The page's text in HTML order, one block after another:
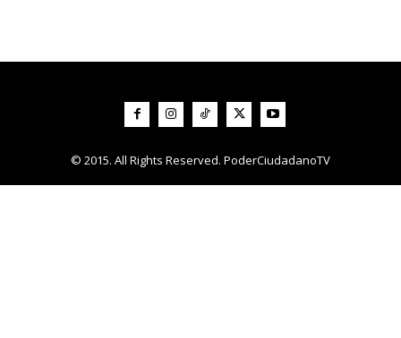
© 2015. All Rights Reserved. PoderCiudadanoTV